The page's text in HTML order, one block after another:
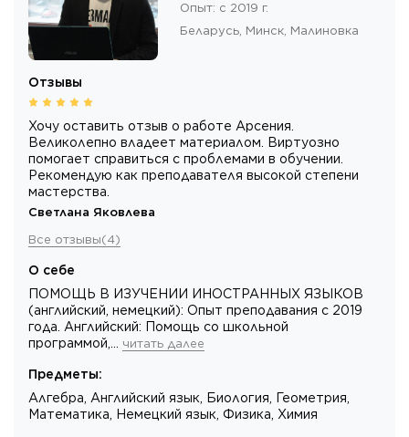
Опыт: c 2019 г.
Беларусь, Минск, Малиновка
Отзывы
Хочу оставить отзыв о работе Арсения.
Великолепно владеет материалом. Виртуозно
помогает справиться с проблемами в обучении.
Рекомендую как преподавателя высокой степени
мастерства.
Светлана Яковлева
Все отзывы(4)
О себе
ПОМОЩЬ В ИЗУЧЕНИИ ИНОСТРАННЫХ ЯЗЫКОВ
(английский, немецкий): Опыт преподавания c 2019
года. Английский: Помощь со школьной
программой,… читать далее
Предметы:
Алгебра, Английский язык, Биология, Геометрия,
Математика, Немецкий язык, Физика, Химия